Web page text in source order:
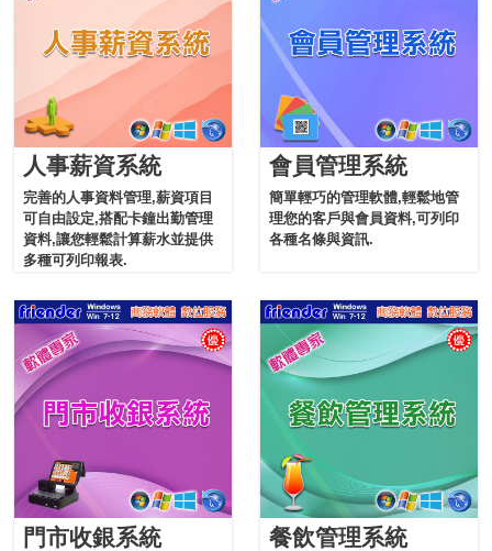
人事薪資系統
完善的人事資料管理,薪資項目
可自由設定,搭配卡鐘出勤管理
資料,讓您輕鬆計算薪水並提供
多種可列印報表.
會員管理系統
簡單輕巧的管理軟體,輕鬆地管
理您的客戶與會員資料,可列印
各種名條與資訊.
門市收銀系統 餐飲管理系統